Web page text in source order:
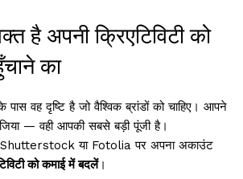
है अपनी क्रिएटिविटी को
का
पास वह दृष्टि है जो वैश्विक ब्रांडों को चाहिए। आपने
— वही आपकी सबसे बड़ी पूंजी है।
Shutterstock या Fotolia पर अपना अकाउंट
को कमाई में बदलें।